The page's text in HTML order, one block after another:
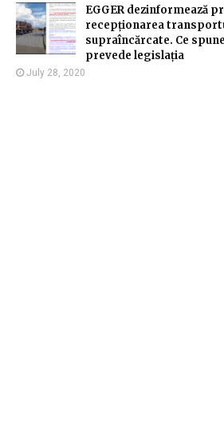
EGGER dezinformează
recepționarea
supraîncărcate. Ce
prevede legislația
July 28, 2020